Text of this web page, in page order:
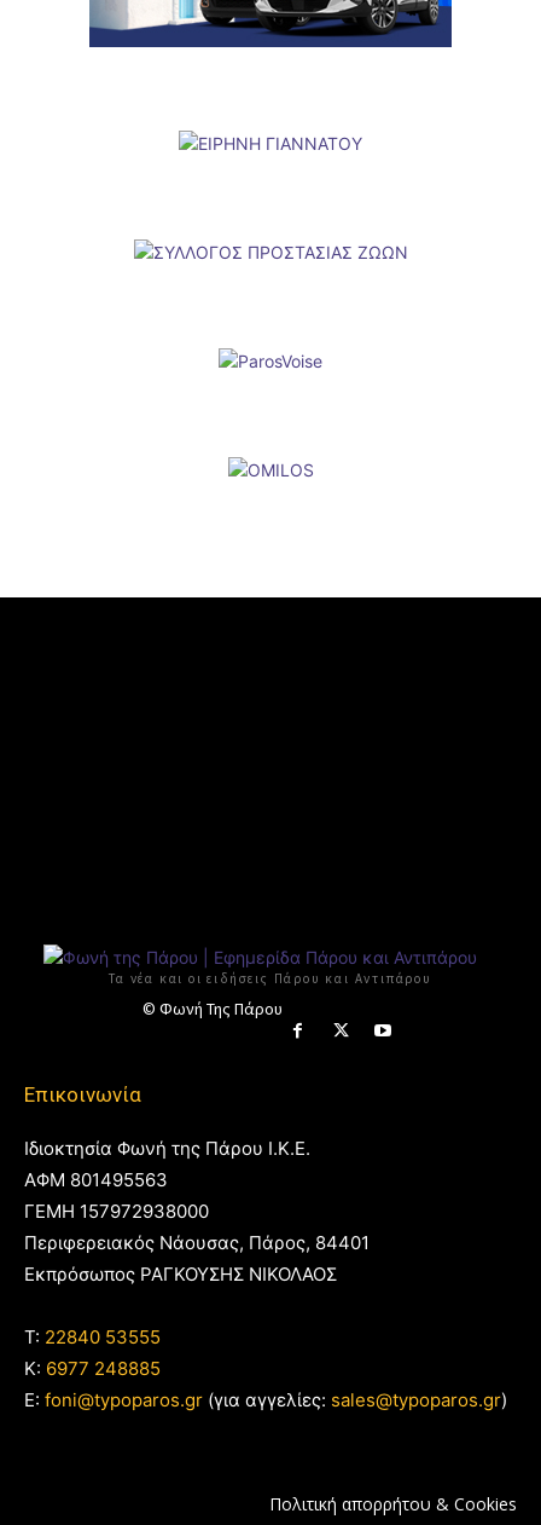
Τα νέα και οι ειδήσεις Πάρου και Αντιπάρου
© Φωνή Της Πάρου
Επικοινωνία
Ιδιοκτησία Φωνή της Πάρου Ι.Κ.Ε.
ΑΦΜ 801495563
ΓΕΜΗ 157972938000
Περιφερειακός Νάουσας, Πάρος, 84401
Εκπρόσωπος ΡΑΓΚΟΥΣΗΣ ΝΙΚΟΛΑΟΣ
T: 22840 53555
Κ: 6977 248885
E: foni@typoparos.gr (για αγγελίες: sales@typoparos.gr)
Πολιτική απορρήτου & Cookies